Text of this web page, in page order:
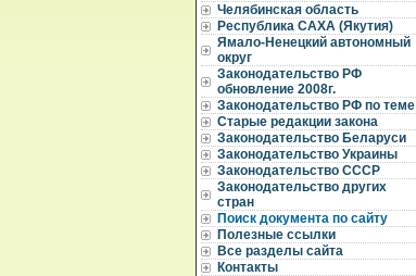
Челябинская область
Республика САХА (Якутия)
Ямало-Ненецкий автономный
округ
Законодательство РФ
обновление 2008г.
Законодательство РФ по теме
Старые редакции закона
Законодательство Беларуси
Законодательство Украины
Законодательство СССР
Законодательство других
стран
Поиск документа по сайту
Полезные ссылки
Все разделы сайта
Контакты